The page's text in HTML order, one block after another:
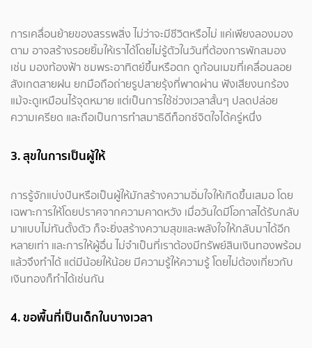
การเคลื่อนย้ายของสรรพสิ่ง ไม่ว่าจะมีชีวิตหรือไม่ แค่เพียงลองมอง
ตาม อาจสร้างรอยยิ้มให้เราได้โดยไม่รู้ตัวในวันที่ต้องการพักสมอง
เช่น มองท้องฟ้า ชมพระอาทิตย์ขึ้นหรือตก ดูก้อนเมฆที่เคลื่อนลอย
สังเกตสายฝน ยกมือถือถ่ายรูปสายรุ้งที่พาดผ่าน ฟังเสียงนกร้อง
แม้จะดูเหมือนไร้จุดหมาย แต่เป็นการใช้ช่วงเวลาสั้นๆ ปลดปล่อย
ความเครียด และถือเป็นการทำสมาธิดีท็อกซ์จิตใจได้ครู่หนึ่ง
3. สุขในการเป็นผู้ให้
การรู้จักแบ่งปันหรือเป็นผู้ให้มักสร้างความอิ่มใจให้เกิดขึ้นเสมอ โดย
เฉพาะการให้โดยปราศจากความคาดหวัง เมื่อวันใดมีโอกาสได้รับกลับ
มาแบบไม่ทันตั้งตัว ก็จะยิ่งสร้างความสุขและพลังใจให้กลับมาได้อีก
หลายเท่า และการให้ผู้อื่น ไม่จำเป็นที่เราต้องมีทรัพย์สินเงินทองพร้อม
แล้วจึงทำได้ แต่มีน้อยให้น้อย มีความรู้ให้ความรู้ โดยไม่ต้องเกี่ยวกับ
เงินทองก็ทำได้เช่นกัน
4. ขอพื้นที่เป็นเด็กในบางเวลา